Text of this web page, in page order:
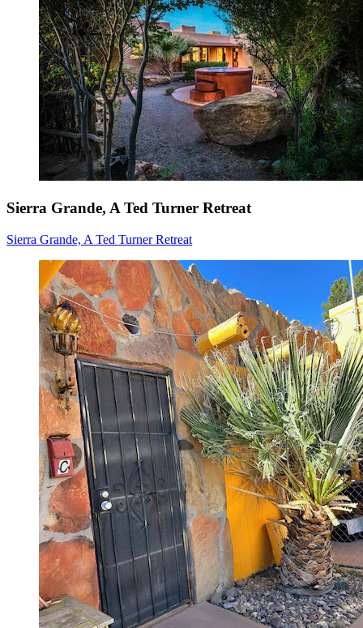
Sierra Grande, A Ted Turner Retreat
Sierra Grande, A Ted Turner Retreat